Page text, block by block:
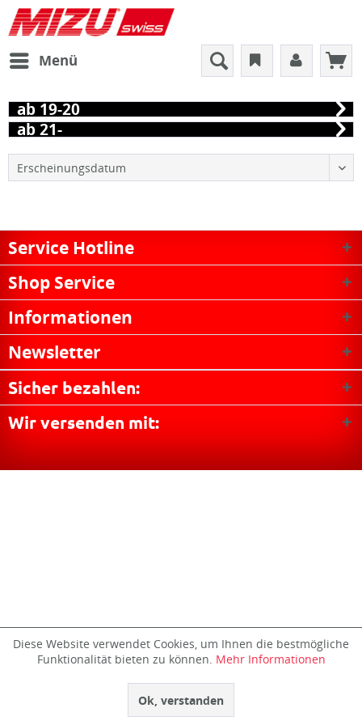
Menü
ab 19-20
ab 21-
Service Hotline
Shop Service
Informationen
Newsletter
Sicher bezahlen:
Wir versenden mit:
Diese Website verwendet Cookies, um Ihnen die bestmögliche
Funktionalität bieten zu können. Mehr Informationen
Ok, verstanden